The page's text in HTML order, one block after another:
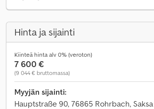
Hinta ja sijainti
Kiinteä hinta alv 0% (veroton)
7 600 €
(9 044 € bruttomassa)
Myyjän sijainti:
Hauptstraße 90, 76865 Rohrbach, Saksa